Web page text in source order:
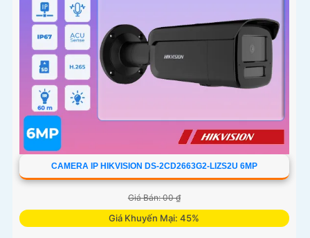
CAMERA IP HIKVISION DS-2CD2663G2-LIZS2U 6MP
Giá Bán: 00 ₫
Giá Khuyến Mại: 45%